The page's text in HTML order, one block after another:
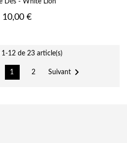
Prix
10,00 €
1-12 de 23 article(s)
1 2 Suivant